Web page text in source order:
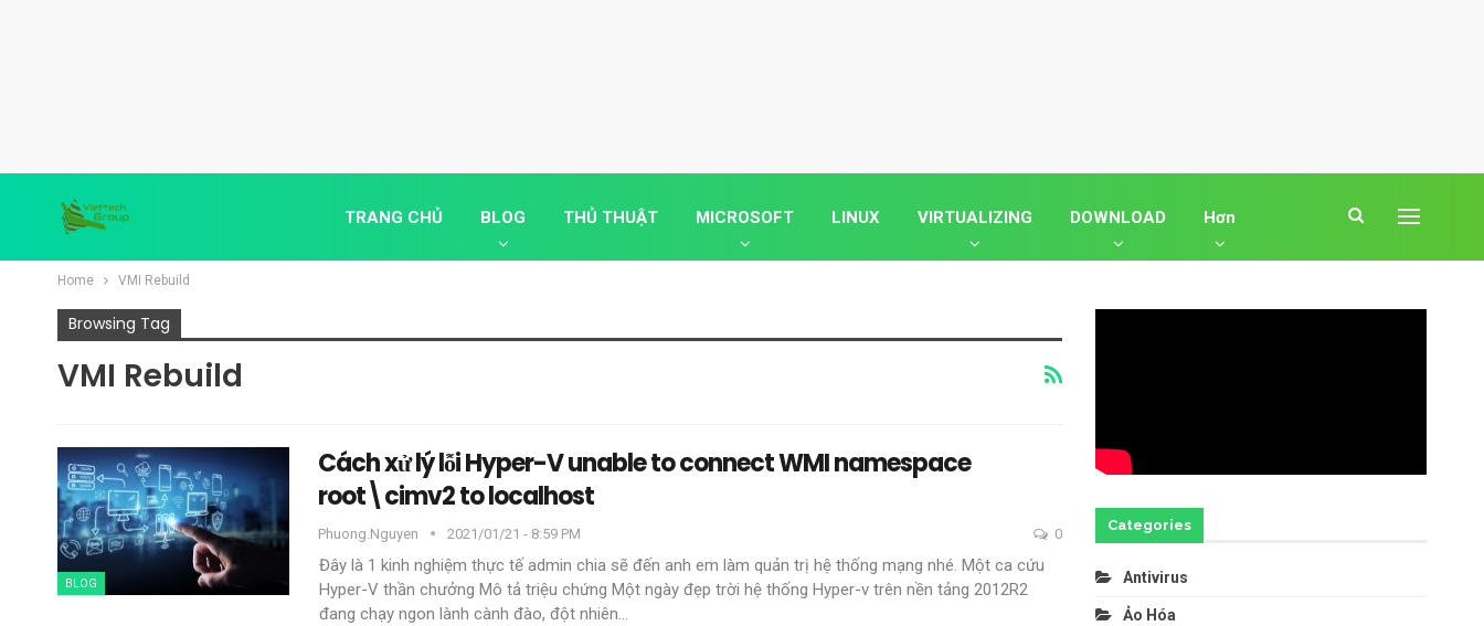
TRANG CHỦ BLOG THỦ THUẬT MICROSOFT LINUX VIRTUALIZING DOWNLOAD Hơn
Home VMI Rebuild
Browsing Tag
VMI Rebuild
BLOG
Cách xử lý lỗi Hyper-V unable to connect WMI namespace
root\cimv2 to localhost
Phuong.nguyen 2021/01/21 - 8:59 PM 0
Đây là 1 kinh nghiệm thực tế admin chia sẽ đến anh em làm quản trị hệ thống mạng nhé. Một ca cứu
Hyper-V thần chưởng Mô tả triệu chứng Một ngày đẹp trời hệ thống Hyper-v trên nền tảng 2012R2
đang chạy ngon lành cành đào, đột nhiên…
Categories
Antivirus
Ảo Hóa